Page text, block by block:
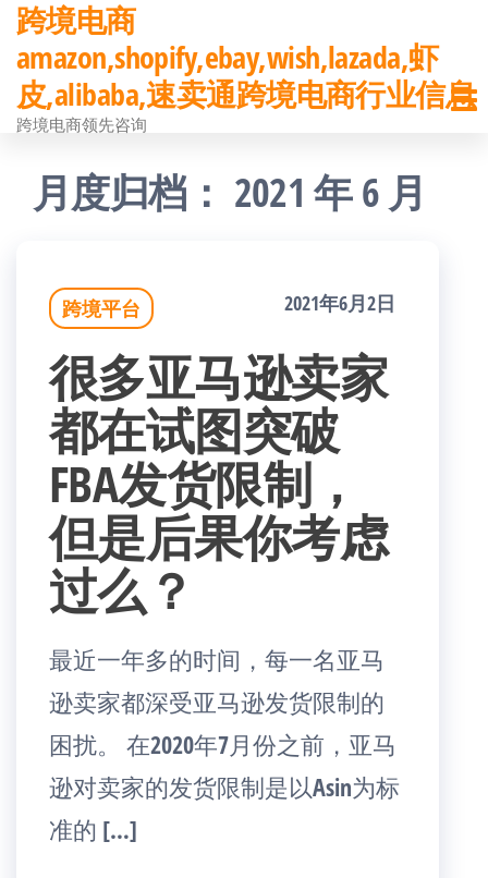
前
往
内
跨境电商
amazon,shopify,ebay,wish,lazada,虾
皮,alibaba,速卖通跨境电商行业信息
跨境电商领先咨询
月度归档： 2021 年 6 月
跨境平台 2021年6月2日
很多亚马逊卖家
都在试图突破
FBA发货限制，
但是后果你考虑
过么？
最近一年多的时间，每一名亚马
逊卖家都深受亚马逊发货限制的
困扰。 在2020年7月份之前，亚马
逊对卖家的发货限制是以Asin为标
准的 […]